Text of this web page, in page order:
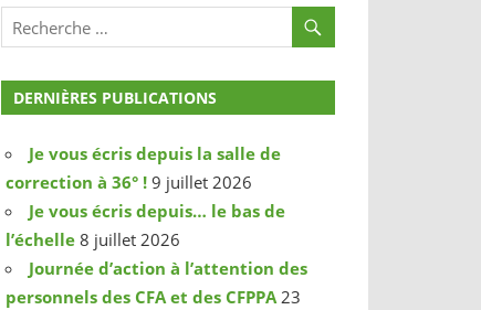
DERNIÈRES PUBLICATIONS
Je vous écris depuis la salle de
correction à 36° ! 9 juillet 2026
Je vous écris depuis… le bas de
l’échelle 8 juillet 2026
Journée d’action à l’attention des
personnels des CFA et des CFPPA 23